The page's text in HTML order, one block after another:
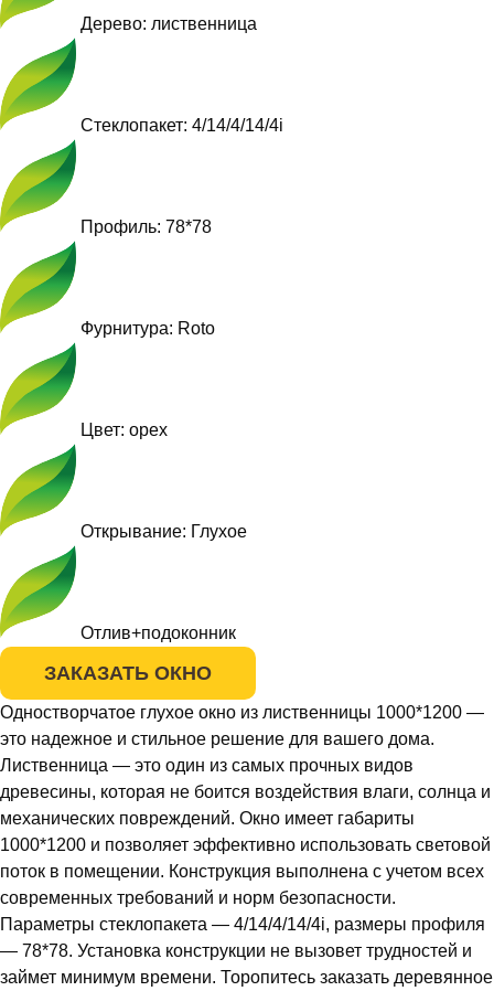
Дерево: лиственница
Стеклопакет: 4/14/4/14/4i
Профиль: 78*78
Фурнитура: Roto
Цвет: орех
Открывание: Глухое
Отлив+подоконник
ЗАКАЗАТЬ ОКНО
Одностворчатое глухое окно из лиственницы 1000*1200 —
это надежное и стильное решение для вашего дома.
Лиственница — это один из самых прочных видов
древесины, которая не боится воздействия влаги, солнца и
механических повреждений. Окно имеет габариты
1000*1200 и позволяет эффективно использовать световой
поток в помещении. Конструкция выполнена с учетом всех
современных требований и норм безопасности.
Параметры стеклопакета — 4/14/4/14/4i, размеры профиля
— 78*78. Установка конструкции не вызовет трудностей и
займет минимум времени. Торопитесь заказать деревянное